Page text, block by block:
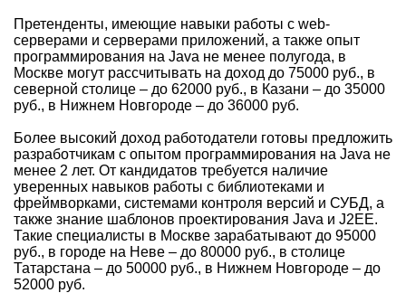
Претенденты, имеющие навыки работы с web-
серверами и серверами приложений, а также опыт
программирования на Java не менее полугода, в
Москве могут рассчитывать на доход до 75000 руб., в
северной столице – до 62000 руб., в Казани – до 35000
руб., в Нижнем Новгороде – до 36000 руб.
Более высокий доход работодатели готовы предложить
разработчикам с опытом программирования на Java не
менее 2 лет. От кандидатов требуется наличие
уверенных навыков работы с библиотеками и
фреймворками, системами контроля версий и СУБД, а
также знание шаблонов проектирования Java и J2EE.
Такие специалисты в Москве зарабатывают до 95000
руб., в городе на Неве – до 80000 руб., в столице
Татарстана – до 50000 руб., в Нижнем Новгороде – до
52000 руб.